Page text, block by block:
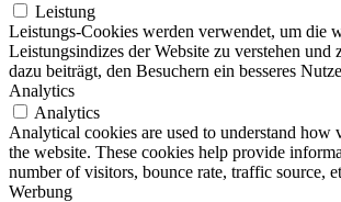
Leistung
Leistungs-Cookies werden verwendet, um die
Leistungsindizes der Website zu verstehen und
dazu beiträgt, den Besuchern ein besseres
Analytics
Analytics
Analytical cookies are used to understand how
the website. These cookies help provide
number of visitors, bounce rate, traffic source,
Werbung